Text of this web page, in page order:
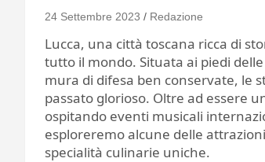
24 Settembre 2023 Redazione
Lucca, una città toscana ricca di
tutto il mondo. Situata ai piedi
mura di difesa ben conservate, le
passato glorioso. Oltre ad essere
ospitando eventi musicali
esploreremo alcune delle
specialità culinarie uniche.